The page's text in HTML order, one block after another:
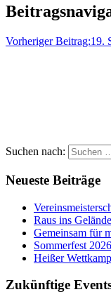
Vorheriger Beitrag:19.
Suchen nach:
Neueste Beiträge
Raus ins
Gemeinsam für
Sommerfest 2026
Heißer
Zukünftige